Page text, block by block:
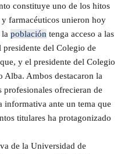
constituye uno de los hitos
farmacéuticos unieron hoy
población tenga acceso a las
del Colegio de
y el presidente del Colegio
Alba. Ambos destacaron la
ofrecieran de
informativa ante un tema que
titulares ha protagonizado
de la Universidad de